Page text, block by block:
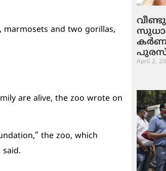
marmosets and two gorillas,
are alive, the zoo wrote on
the zoo, which
April 2,